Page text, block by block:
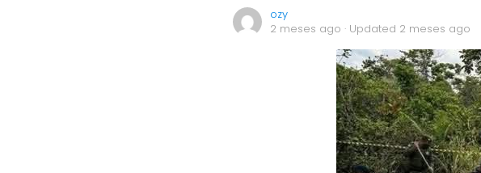
ozy
2 meses ago · Updated 2 meses ago